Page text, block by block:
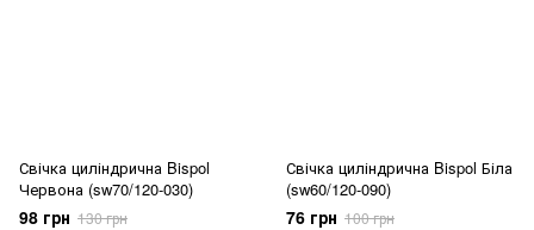
Свічка циліндрична Bispol
Червона (sw70/120-030)
98 грн 130 грн
Свічка циліндрична Bispol Біла
(sw60/120-090)
76 грн 100 грн